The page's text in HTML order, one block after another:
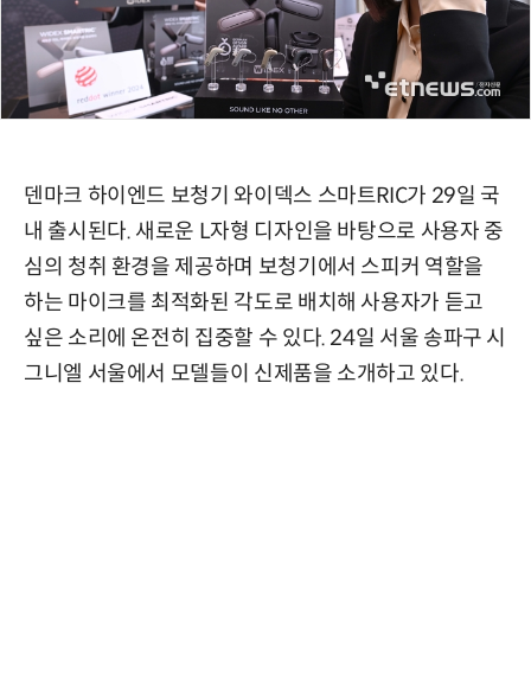
덴마크 하이엔드 보청기 와이덱스 스마트RIC가 29일 국
내 출시된다. 새로운 L자형 디자인을 바탕으로 사용자 중
심의 청취 환경을 제공하며 보청기에서 스피커 역할을
하는 마이크를 최적화된 각도로 배치해 사용자가 듣고
싶은 소리에 온전히 집중할 수 있다. 24일 서울 송파구 시
그니엘 서울에서 모델들이 신제품을 소개하고 있다.